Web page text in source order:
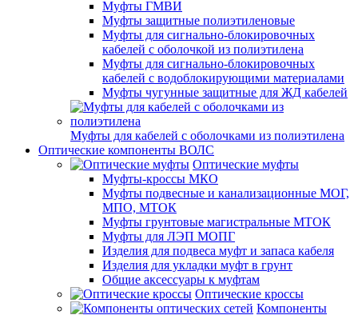
Муфты ГМВИ
Муфты защитные полиэтиленовые
Муфты для сигнально-блокировочных
кабелей с оболочкой из полиэтилена
Муфты для сигнально-блокировочных
кабелей с водоблокирующими материалами
Муфты чугунные защитные для ЖД кабелей
Муфты для кабелей с оболочками из полиэтилена
Оптические компоненты ВОЛС
Оптические муфты
Муфты-кроссы МКО
Муфты подвесные и канализационные МОГ,
МПО, МТОК
Муфты грунтовые магистральные МТОК
Муфты для ЛЭП МОПГ
Изделия для подвеса муфт и запаса кабеля
Изделия для укладки муфт в грунт
Общие аксессуары к муфтам
Оптические кроссы
Компоненты